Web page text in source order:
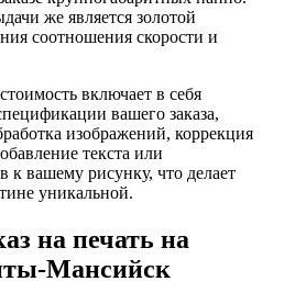
же является золотой
соотношения скорости и
включает в себя
вашего заказа,
изображений, коррекция
текста или
к вашему рисунку, что делает
уникальной.
на печать на
Мансийск